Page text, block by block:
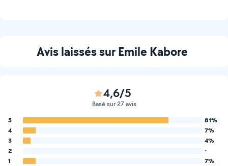
Avis laissés sur Emile Kabore
4,6/5
Basé sur 27 avis
5
81%
4
7%
3
4%
2
-
1
7%